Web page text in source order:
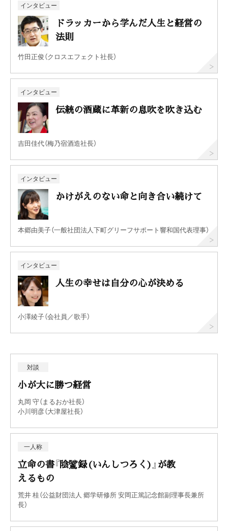
インタビュー
ドラッカーから学んだ人生と経営の
法則
竹田正俊（クロスエフェクト社長）
インタビュー
伝統の酒蔵に革新の息吹を吹き込む
吉田佳代（梅乃宿酒造社長）
インタビュー
かけがえのない命と向き合い続けて
本郷由美子（一般社団法人下町グリーフサポート響和国代表理事）
インタビュー
人生の幸せは自分の心が決める
小澤綾子（会社員／歌手）
対談
小が大に勝つ経営
丸岡 守（まるおか社長）
小川明彦（大津屋社長）
一人称
立命の書『陰騭録(いんしつろく)』が教
えるもの
荒井 桂（公益財団法人 郷学研修所 安岡正篤記念館副理事長兼所
長）